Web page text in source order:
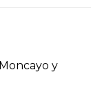
y